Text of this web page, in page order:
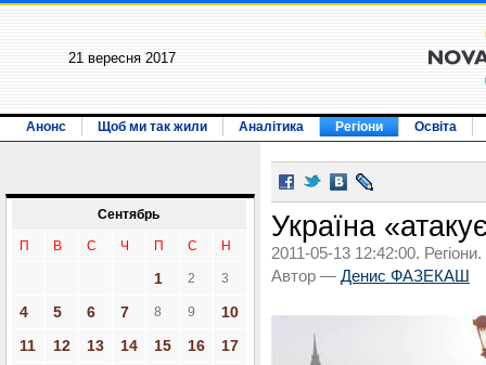
21 вересня 2017
Анонс Щоб ми так жили Аналітика Регіони Освіта
Сентябрь
П В С Ч П С Н
1 2 3
4 5 6 7 8 9
10
11
12 13 14 15 16
17
Україна
2011-05-13 12:42:00. Регіони.
Автор — Денис ФАЗЕКАШ